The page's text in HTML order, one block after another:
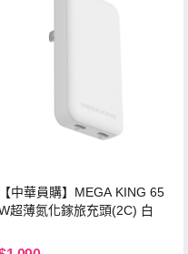
【中華員購】MEGA KING 65
超薄氮化鎵旅充頭(2C) 白